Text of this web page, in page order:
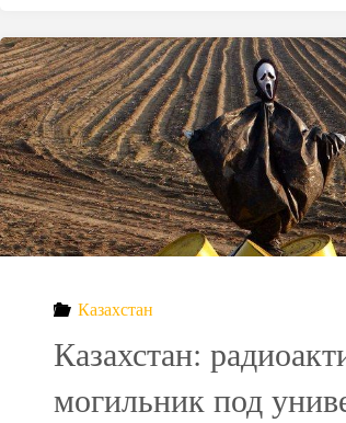
АЭС
Тайваня
могут
переехать
в
места"
Казахстан
Казахстан:
могильник под